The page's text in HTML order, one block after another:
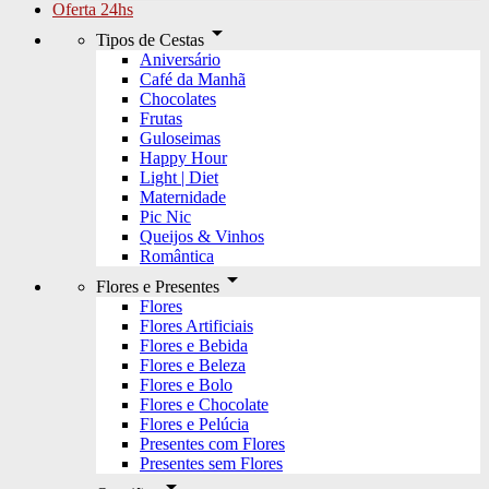
Oferta 24hs
Tipos de Cestas arrow_drop_down
Aniversário
Café da Manhã
Chocolates
Frutas
Guloseimas
Happy Hour
Light | Diet
Maternidade
Pic Nic
Queijos & Vinhos
Romântica
Flores e Presentes arrow_drop_down
Flores
Flores Artificiais
Flores e Bebida
Flores e Beleza
Flores e Bolo
Flores e Chocolate
Flores e Pelúcia
Presentes com Flores
Presentes sem Flores